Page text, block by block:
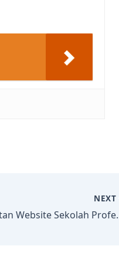
NEXT
Jasa